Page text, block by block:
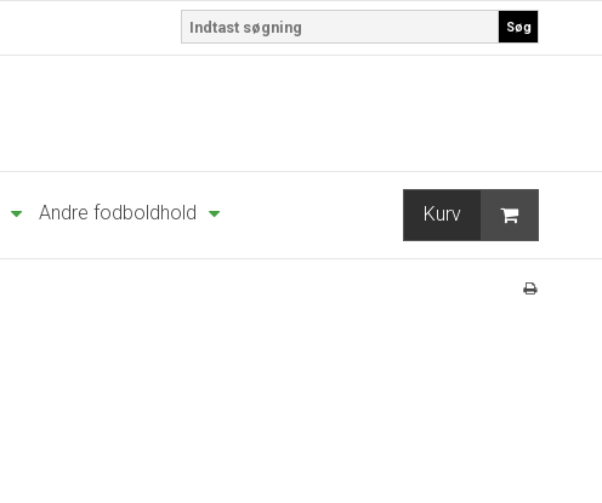
Søg
Andre fodboldhold Kurv